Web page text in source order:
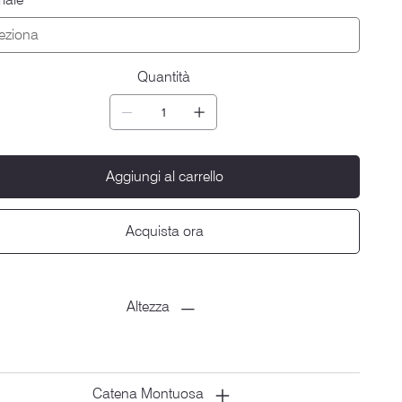
Quantità
Aggiungi al carrello
Acquista ora
Altezza
Catena Montuosa